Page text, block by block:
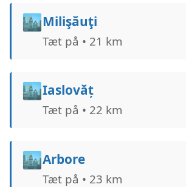
🏙️Milişăuţi
Tæt på • 21 km
🏙️Iaslovăț
Tæt på • 22 km
🏙️Arbore
Tæt på • 23 km